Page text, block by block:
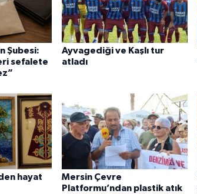
Şubesi:
sefalete
Ayvagediği ve Kaşlı tur
atladı
hayat
Mersin Çevre
Platformu’ndan plastik atık